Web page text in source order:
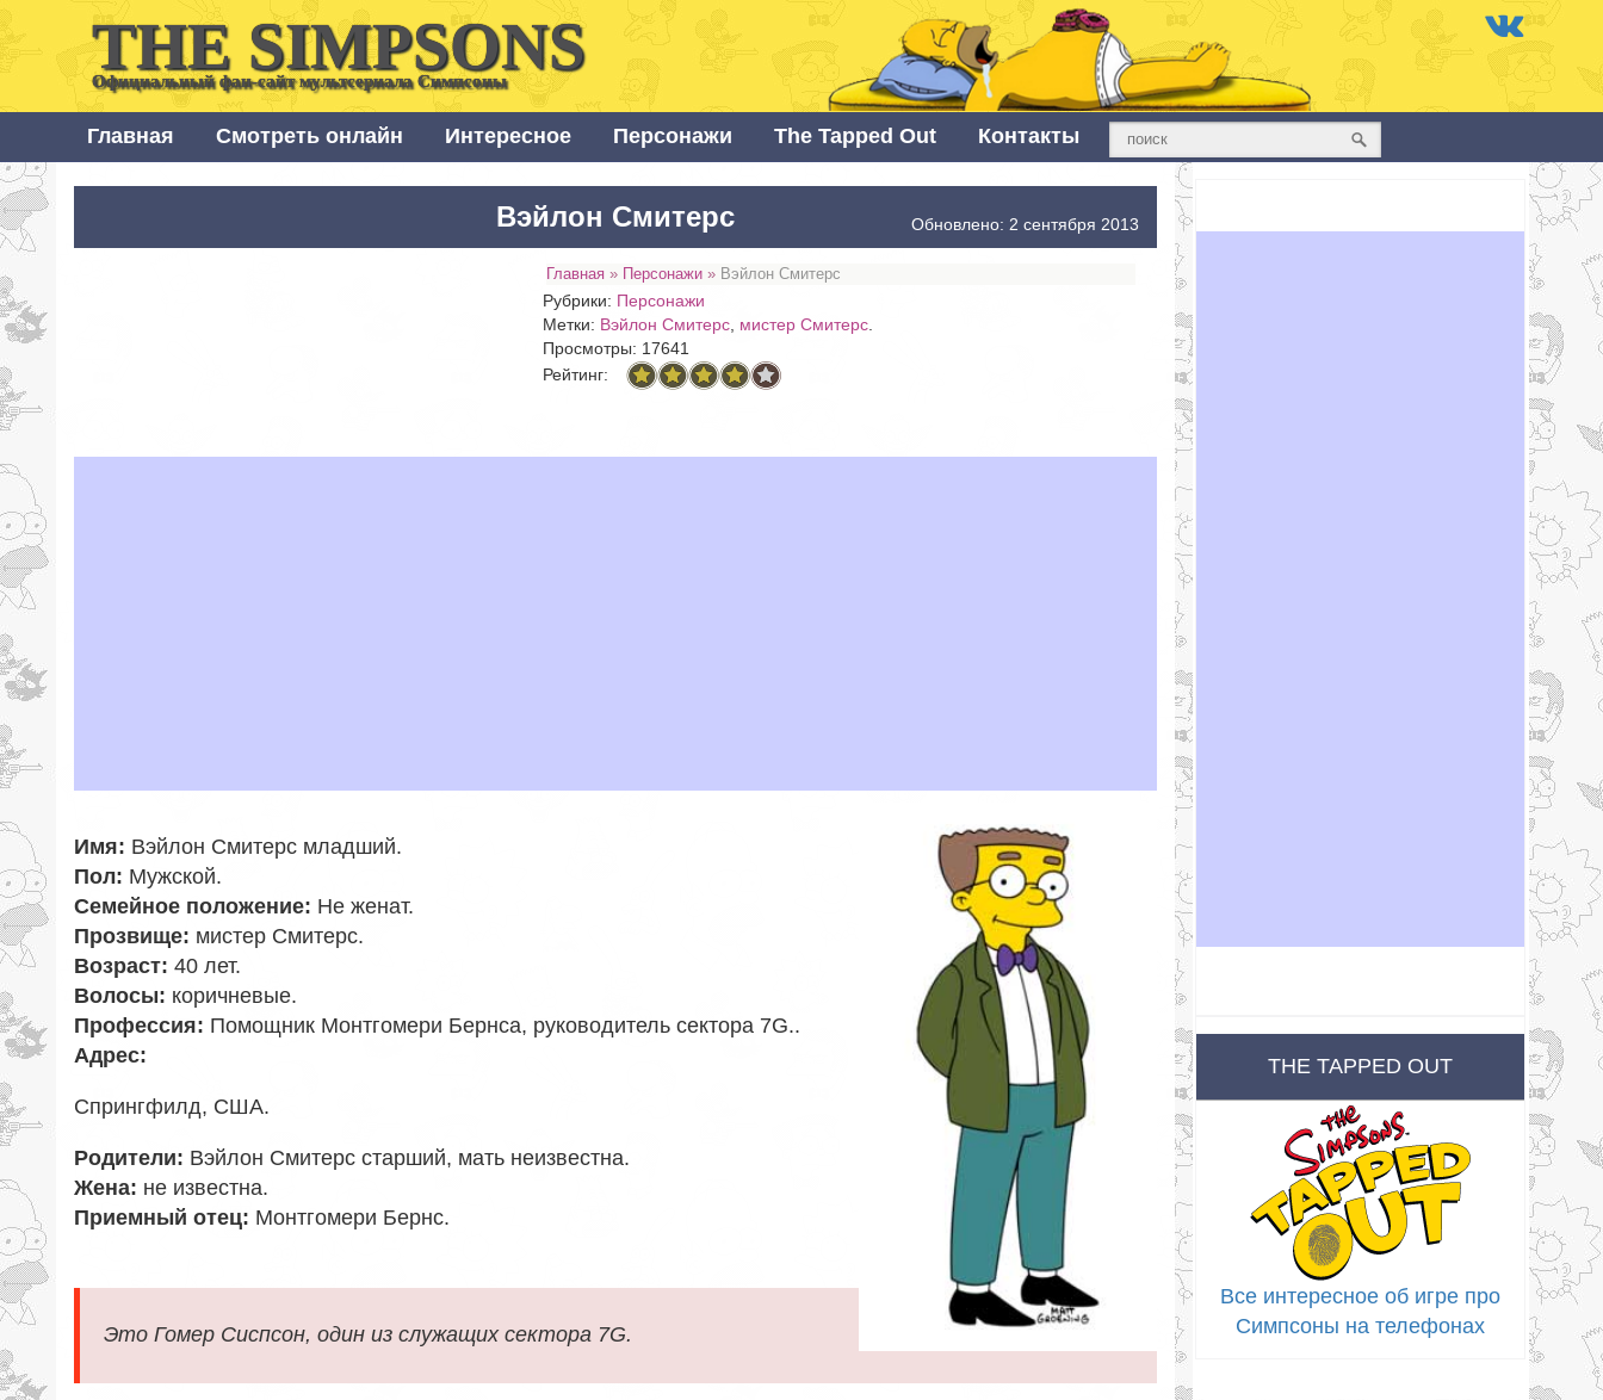
THE SIMPSONS
Официальный фан-сайт мультсериала Симпсоны
Главная Смотреть онлайн Интересное Персонажи The Tapped Out Контакты
Вэйлон Смитерс Обновлено: 2 сентября 2013
Главная » Персонажи » Вэйлон Смитерс
Рубрики: Персонажи
Метки: Вэйлон Смитерс мистер Смитерс
Просмотры: 17641
Рейтинг:
Имя: Вэйлон Смитерс младший.
Пол: Мужской.
Семейное положение: Не женат.
Прозвище: мистер Смитерс.
Возраст: 40 лет.
Волосы: коричневые.
Профессия: Помощник Монтгомери Бернса, руководитель сектора 7G..
Адрес:
Спрингфилд, США.
Родители: Вэйлон Смитерс старший, мать неизвестна.
Жена: не известна.
Приемный отец: Монтгомери Бернс.
Это Гомер Сиспсон, один из служащих сектора 7G.
THE TAPPED OUT
Все интересное об игре про
Симпсоны на телефонах